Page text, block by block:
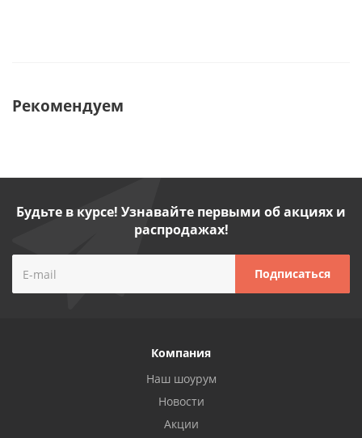
Рекомендуем
Будьте в курсе! Узнавайте первыми об акциях и
распродажах!
Компания
Наш шоурум
Новости
Акции